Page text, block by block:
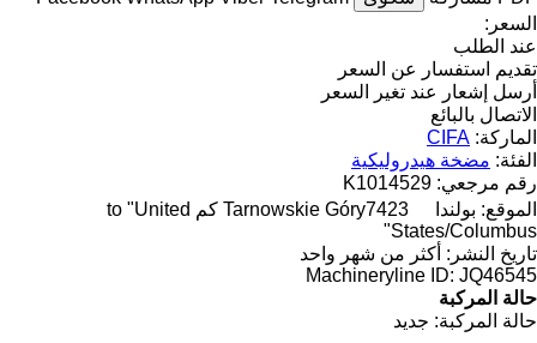
السعر:
عند الطلب
تقديم استفسار عن السعر
أرسل إشعار عند تغير السعر
الاتصال بالبائع
الماركة: CIFA
الفئة: مضخة هيدروليكية
رقم مرجعي: K1014529
الموقع: بولندا Tarnowskie Góry
7423 كم to "United
States/Columbus"
تاريخ النشر: أكثر من شهر واحد
Machineryline ID: JQ46545
حالة المركبة
حالة المركبة: جديد